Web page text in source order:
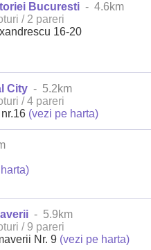
Bucuresti - 4.6km
/ 2 pareri
16-20
City - 5.2km
/ 4 pareri
(vezi pe harta)
- 5.9km
/ 9 pareri
Nr. 9 (vezi pe harta)